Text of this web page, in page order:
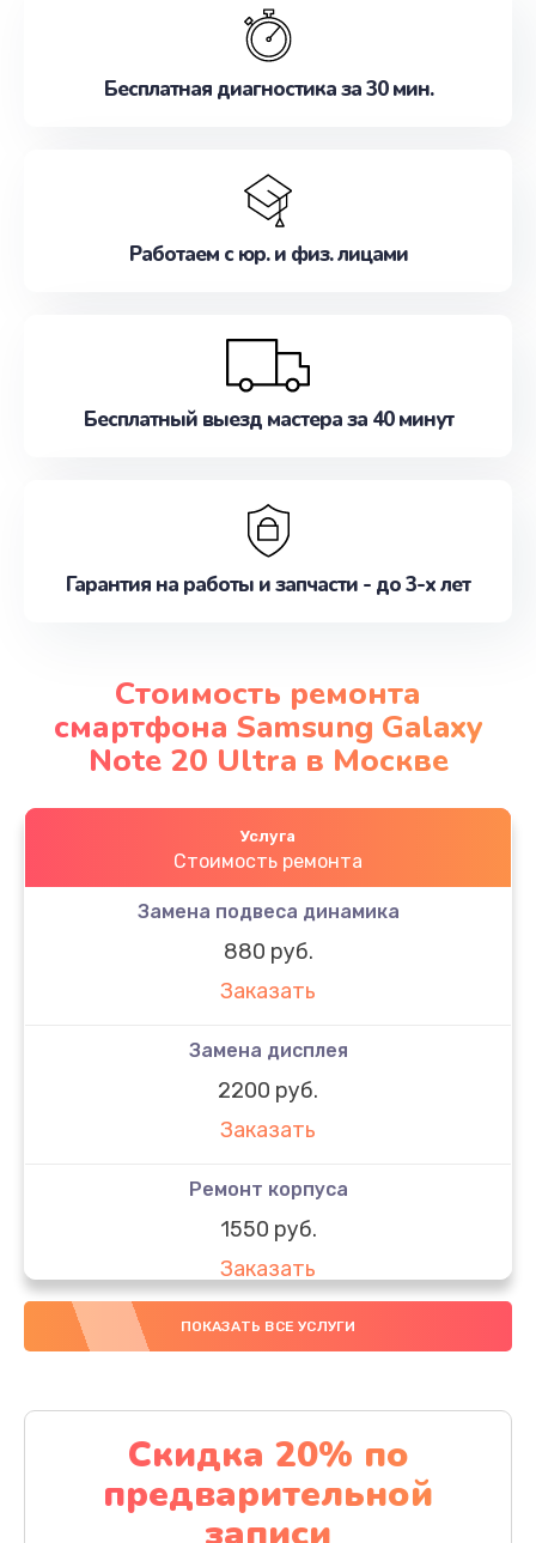
наилучшим образом. Не медлите записаться на
Бесплатная диагностика за 30 мин.
Работаем с юр. и физ. лицами
Бесплатный выезд мастера за 40 минут
Гарантия на работы и запчасти - до 3-х лет
Стоимость ремонта
смартфона Samsung Galaxy
Note 20 Ultra в Москве
Услуга
Стоимость ремонта
Замена подвеса динамика
880 руб.
Заказать
Замена дисплея
2200 руб.
Заказать
Ремонт корпуса
1550 руб.
Заказать
Настройка
Заказать
Ремонт кнопки
1200 руб.
ПОКАЗАТЬ ВСЕ УСЛУГИ
Скидка 20% по
предварительной